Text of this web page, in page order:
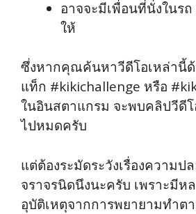
อาจจะมีเพื่อนที่นั่งในร
ให้
ซึ่งหากคุณค้นหาวีดีโอเหล่านี้
แท็ก #kikichallenge หรือ
ในอินสตาแกรม จะพบคลิปวีดี
ไปหมดครับ
แต่ต้องระมัดระวังเรื่องความป
จราจรนิดนึงนะครับ เพราะมีห
อุบัติเหตุจากการพยายามทำต